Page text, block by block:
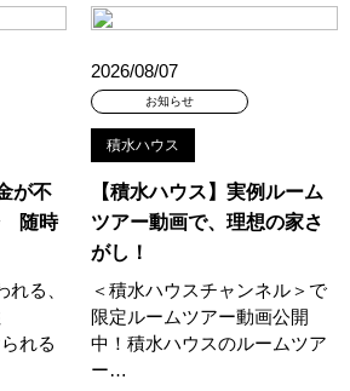
ける！ #オーナー様宅
#オーナー様宅見学 #オーナー様宅見学会
ーナ様宅見学会 #オープン
ープンハウス・アーキテクト
#カビ・ダニ・臭い
ポン #ガレージ #ガレージハウス
ッズルームあり #キッチン
#キャンペーン
#キャンペーン開催中 #キラテックタイル
#クチーナ #クッキング
マスイベント
が不
随時
る、
れる
2026/08/07
お知らせ
積水ハウス
【積水ハウス】実例ルーム
ツアー動画で、理想の家さ
がし！
＜積水ハウスチャンネル＞で
限定ルームツアー動画公開
中！積水ハウスのルームツア
ー…